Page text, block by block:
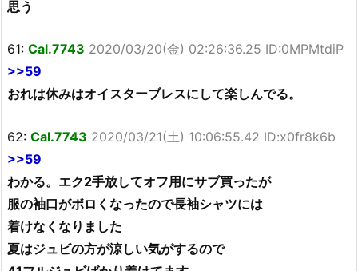
思う
61: Cal.7743 2020/03/20(金) 02:26:36.25 ID:0MPMtdiP
>>59
おれは休みはオイスターブレスにして楽しんでる。
62: Cal.7743 2020/03/21(土) 10:06:55.42 ID:x0fr8k6b
>>59
わかる。エク2手放してオフ用にサブ買ったが
服の袖口がボロくなったので長袖シャツには
着けなくなりました
夏はジュビの方が涼しい気がするので